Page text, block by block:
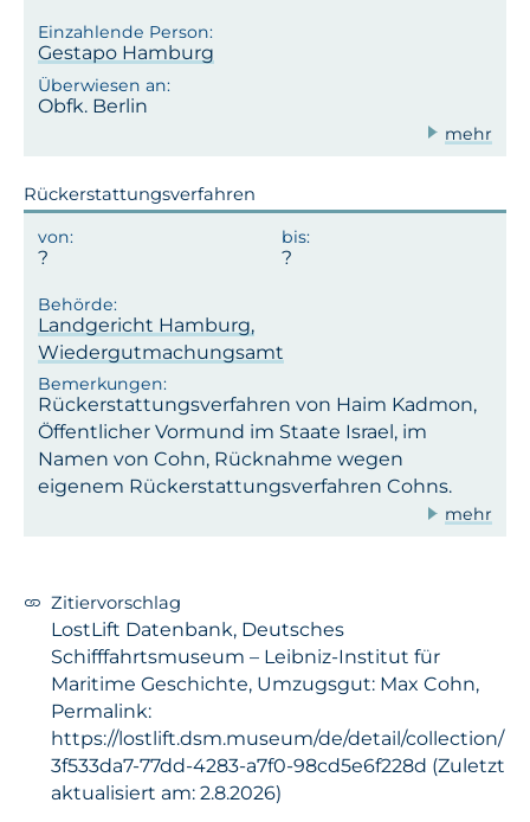
Gestapo Hamburg
Obfk. Berlin
mehr
Rückerstattungsverfahren
Landgericht Hamburg,
Wiedergutmachungsamt
Rückerstattungsverfahren von Haim Kadmon,
Öffentlicher Vormund im Staate Israel, im
Namen von Cohn, Rücknahme wegen
eigenem Rückerstattungsverfahren Cohns.
mehr
Zitiervorschlag
LostLift Datenbank, Deutsches
Schifffahrtsmuseum – Leibniz-Institut für
Maritime Geschichte, Umzugsgut: Max Cohn,
Permalink:
https://lostlift.dsm.museum/de/detail/collection/
3f533da7-77dd-4283-a7f0-98cd5e6f228d (Zuletzt
aktualisiert am: 2.8.2026)